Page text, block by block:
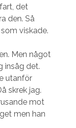
det
den. Så
viskade.
Men något
insåg det.
utanför
skrek jag.
mot
men han